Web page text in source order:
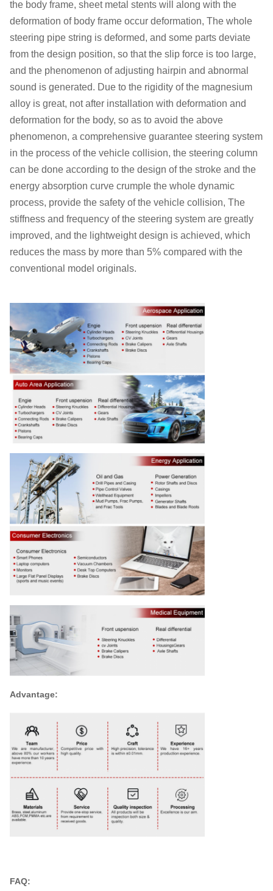
the body frame, sheet metal stents will along with the
deformation of body frame occur deformation, The whole
steering pipe string is deformed, and some parts deviate
from the design position, so that the slip force is too large,
and the phenomenon of adjusting hairpin and abnormal
sound is generated. Due to the rigidity of the magnesium
alloy is great, not after installation with deformation and
deformation for the body, so as to avoid the above
phenomenon, a comprehensive guarantee steering system
in the process of the vehicle collision, the steering column
can be done according to the design of the stroke and the
energy absorption curve crumple the whole dynamic
process, provide the safety of the vehicle collision, The
stiffness and frequency of the steering system are greatly
improved, and the lightweight design is achieved, which
reduces the mass by more than 5% compared with the
conventional model originals.
Advantage:
FAQ: